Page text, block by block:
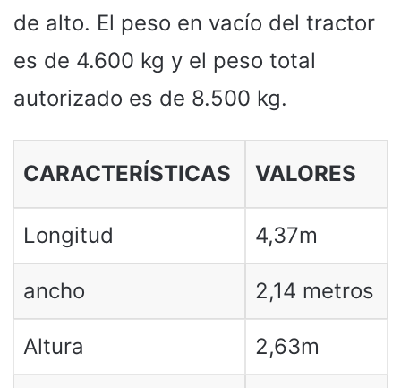
de alto. El peso en vacío del tractor
es de 4.600 kg y el peso total
autorizado es de 8.500 kg.
CARACTERÍSTICAS VALORES
Longitud 4,37m
ancho 2,14 metros
Altura 2,63m